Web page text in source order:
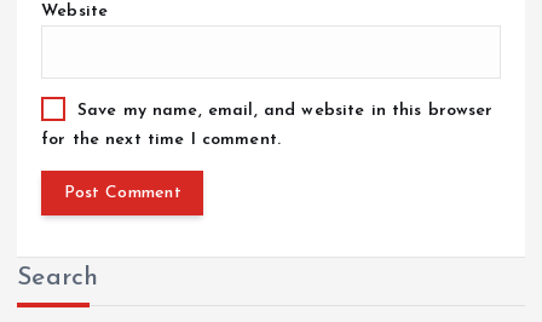
Website
Save my name, email, and website in this browser
for the next time I comment.
Search